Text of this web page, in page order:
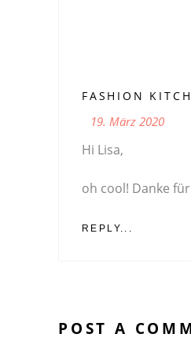
FASHION
19. März 2020
Hi Lisa,
oh cool! Danke
REPLY...
POST A